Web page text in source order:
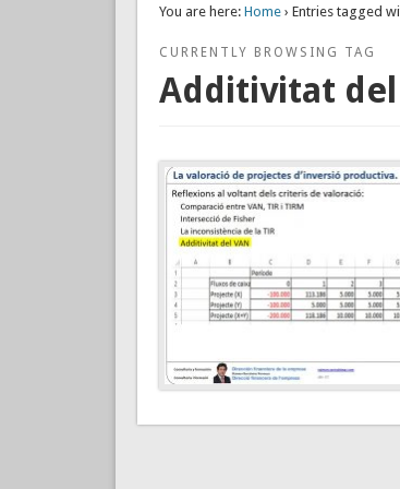
You are here: Home› Entries tagged
CURRENTLY BROWSING TAG
Additivitat del